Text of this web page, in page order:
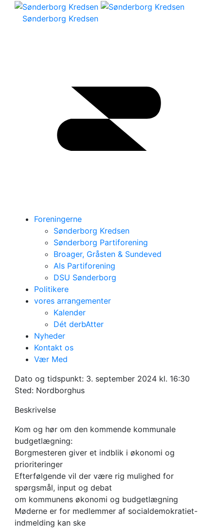
Sønderborg Kredsen
Foreningerne
Sønderborg Kredsen
Sønderborg Partiforening
Broager, Gråsten & Sundeved
Als Partiforening
DSU Sønderborg
Politikere
vores arrangementer
Kalender
Dét derbAtter
Nyheder
Kontakt os
Vær Med
Budgetmøde Als
Dato og tidspunkt: 3. september 2024 kl. 16:30
Sted: Nordborghus
Beskrivelse
Kom og hør om den kommende kommunale
budgetlægning:
Borgmesteren giver et indblik i økonomi og
prioriteringer
Efterfølgende vil der være rig mulighed for
spørgsmål, input og debat
om kommunens økonomi og budgetlægning
Møderne er for medlemmer af socialdemokratiet-
indmelding kan ske